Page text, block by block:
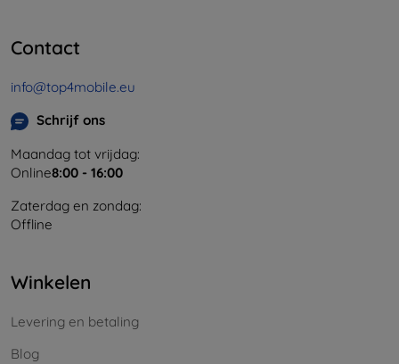
Contact
info@top4mobile.eu
Schrijf ons
Maandag tot vrijdag:
Online8:00 - 16:00
Zaterdag en zondag:
Offline
Winkelen
Levering en betaling
Blog